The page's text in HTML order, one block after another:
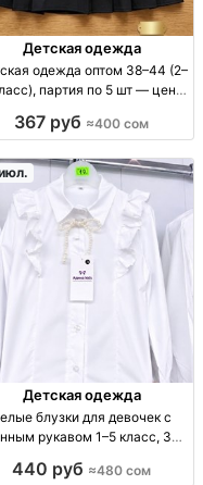
Детская одежда
одежда оптом 38–44 (2–
партия по 5 шт — цена
возраст 2–6 кл; партия 5
цена 400 KGS/л
367 руб ≈400 сом
Детская одежда
блузки для девочек с
рукавом 1–5 класс, 34–
дев., 1–5 кл, р-р 34–42,
440 руб ≈480 сом